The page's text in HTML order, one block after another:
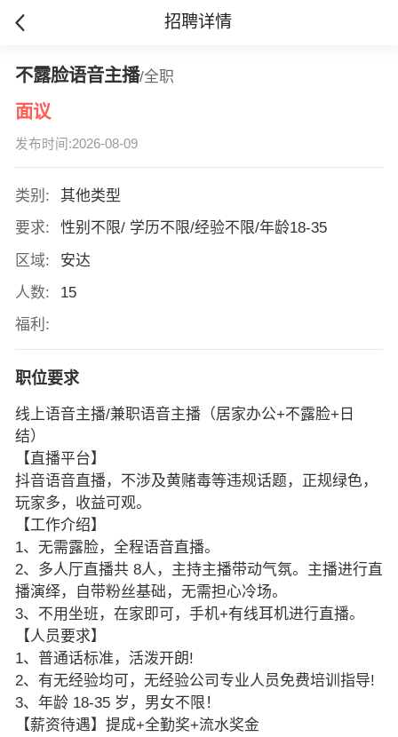
招聘详情
不露脸语音主播/全职
面议
发布时间:2026-08-09
类别:
其他类型
要求:
性别不限/ 学历不限/经验不限/年龄18-35
区域:
安达
人数:
15
福利:
职位要求
线上语音主播/兼职语音主播（居家办公+不露脸+日
结）
【直播平台】
抖音语音直播，不涉及黄赌毒等违规话题，正规绿色，
玩家多，收益可观。
【工作介绍】
1、无需露脸，全程语音直播。
2、多人厅直播共 8人，主持主播带动气氛。主播进行直
播演绎，自带粉丝基础，无需担心冷场。
3、不用坐班，在家即可，手机+有线耳机进行直播。
【人员要求】
1、普通话标准，活泼开朗!
2、有无经验均可，无经验公司专业人员免费培训指导!
3、年龄 18-35 岁，男女不限！
【薪资待遇】提成+全勤奖+流水奖金